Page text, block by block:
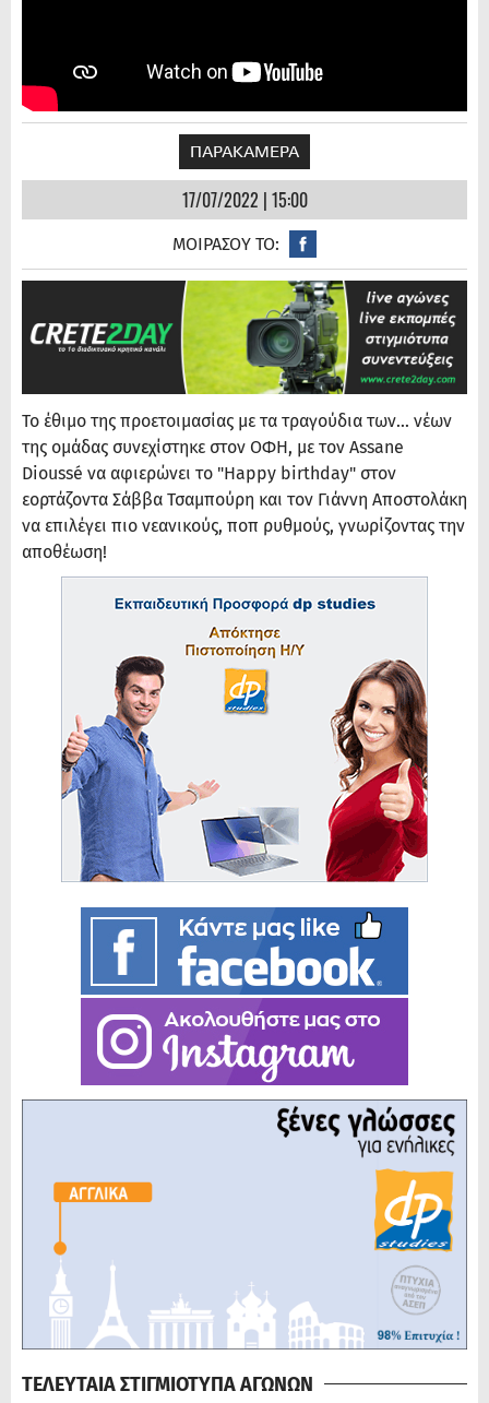
ΠΑΡΑΚΑΜΕΡΑ
17/07/2022 | 15:00
ΜΟΙΡΑΣΟΥ ΤΟ:
Το έθιμο της προετοιμασίας με τα τραγούδια των... νέων
της ομάδας συνεχίστηκε στον ΟΦΗ, με τον Assane
Dioussé να αφιερώνει το "Happy birthday" στον
εορτάζοντα Σάββα Τσαμπούρη και τον Γιάννη Αποστολάκη
να επιλέγει πιο νεανικούς, ποπ ρυθμούς, γνωρίζοντας την
αποθέωση!
ΤΕΛΕΥΤΑΙΑ ΣΤΙΓΜΙΟΤΥΠΑ ΑΓΩΝΩΝ